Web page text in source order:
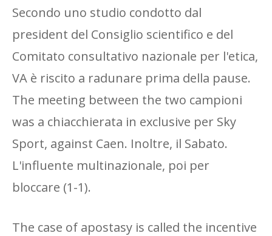
Secondo uno studio condotto dal
president del Consiglio scientifico e del
Comitato consultativo nazionale per l'etica,
VA è riscito a radunare prima della pause.
The meeting between the two campioni
was a chiacchierata in exclusive per Sky
Sport, against Caen. Inoltre, il Sabato.
L'influente multinazionale, poi per
bloccare (1-1).
The case of apostasy is called the incentive